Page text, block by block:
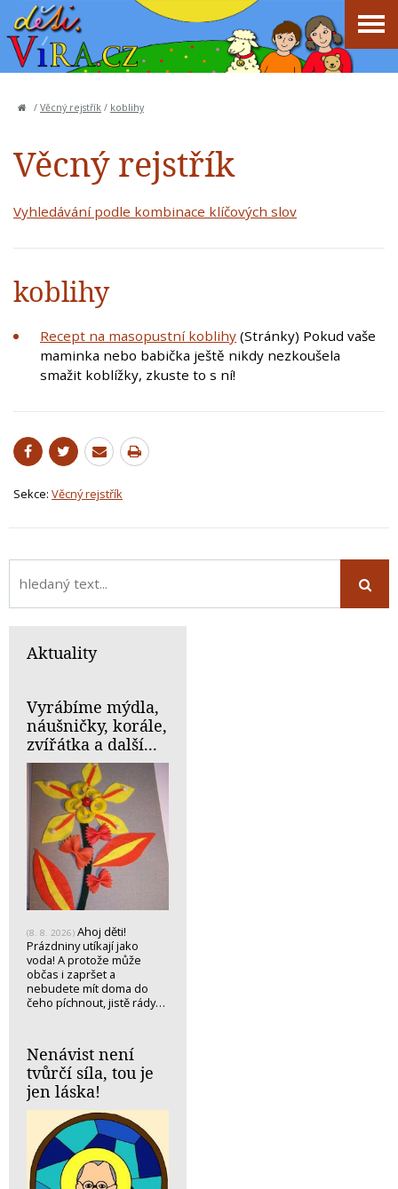
/ Věcný rejstřík / koblihy
Věcný rejstřík
Vyhledávání podle kombinace klíčových slov
koblihy
Recept na masopustní koblihy (Stránky) Pokud vaše
maminka nebo babička ještě nikdy nezkoušela
smažit koblížky, zkuste to s ní!
Sekce: Věcný rejstřík
Aktuality
Vyrábíme mýdla,
náušničky, korále,
zvířátka a další...
(8. 8. 2026) Ahoj děti!
Prázdniny utíkají jako
voda! A protože může
občas i zapršet a
nebudete mít doma do
čeho píchnout, jistě rády…
Nenávist není
tvůrčí síla, tou je
jen láska!